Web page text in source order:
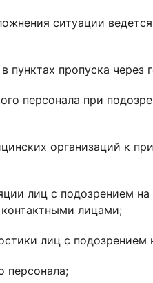
ситуации
пропуска через
персонала при
организаций к
лиц с подозрением на
лицами;
лиц с подозрением
персонала;